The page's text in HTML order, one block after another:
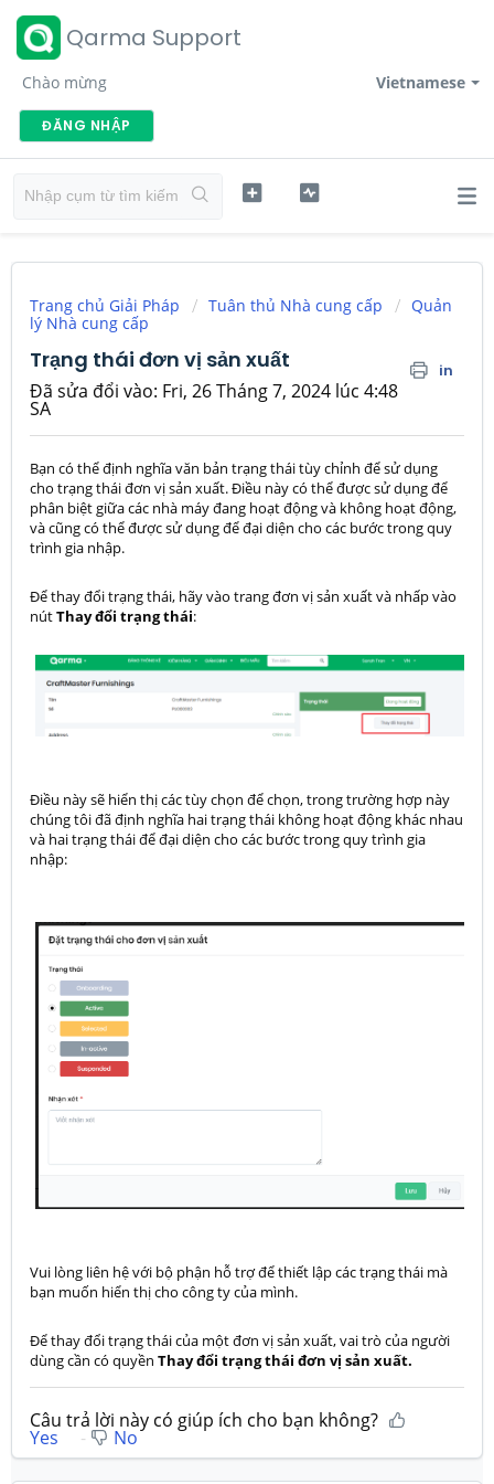
Qarma Support
Vietnamese
Chào mừng
ĐĂNG NHẬP
Trang chủ Giải Pháp Tuân thủ Nhà cung cấp
Quản
lý Nhà cung cấp
Trạng thái đơn vị sản xuất in
Đã sửa đổi vào: Fri, 26 Tháng 7, 2024 lúc 4:48
SA
Bạn có thể định nghĩa văn bản trạng thái tùy chỉnh để sử dụng
cho trạng thái đơn vị sản xuất. Điều này có thể được sử dụng để
phân biệt giữa các nhà máy đang hoạt động và không hoạt động,
và cũng có thể được sử dụng để đại diện cho các bước trong quy
trình gia nhập.
Để thay đổi trạng thái, hãy vào trang đơn vị sản xuất và nhấp vào
nútThay đổi trạng thái:
Điều này sẽ hiển thị các tùy chọn để chọn, trong trường hợp này
chúng tôi đã định nghĩa hai trạng thái không hoạt động khác nhau
và hai trạng thái để đại diện cho các bước trong quy trình gia
nhập:
Vui lòng liên hệ với bộ phận hỗ trợ để thiết lập các trạng thái mà
bạn muốn hiển thị cho công ty của mình.
Để thay đổi trạng thái của một đơn vị sản xuất, vai trò của người
dùng cần có quyền Thay đổi trạng thái đơn vị sản xuất.
Câu trả lời này có giúp ích cho bạn không?
Yes No